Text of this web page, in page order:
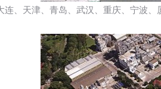
、天津、青岛、武汉、重庆、宁波